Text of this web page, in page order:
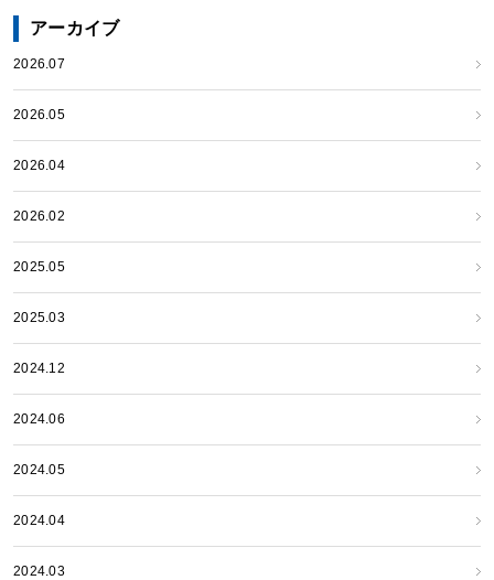
アーカイブ
2026.07
2026.05
2026.04
2026.02
2025.05
2025.03
2024.12
2024.06
2024.05
2024.04
2024.03